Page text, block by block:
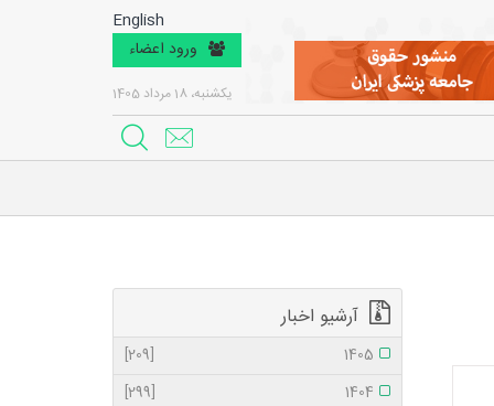
English
ورود اعضاء
یکشنبه، 18 مرداد 1405
آرشیو اخبار
1405
[209]
1404
[299]